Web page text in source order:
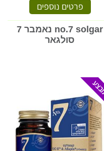
פרטים נוספים
no.7 solgar נאמבר 7
סולגאר